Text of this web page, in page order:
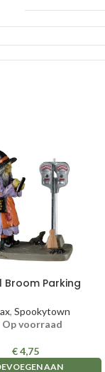
Broom Parking
, Spookytown
Op voorraad
€4,75
AAN